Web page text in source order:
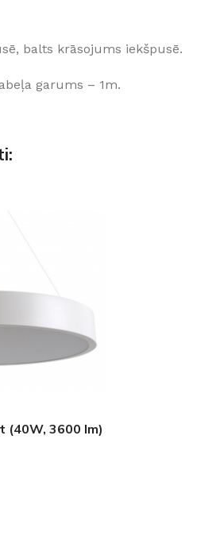
balts krāsojums iekšpusē.
garums – 1m.
(40W, 3600 lm)